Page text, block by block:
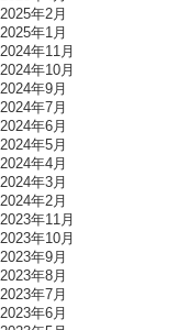
2025年2月
2025年1月
2024年11月
2024年10月
2024年9月
2024年7月
2024年6月
2024年5月
2024年4月
2024年3月
2024年2月
2023年11月
2023年10月
2023年9月
2023年8月
2023年7月
2023年6月